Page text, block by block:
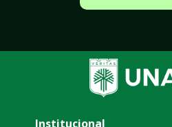
Institucional